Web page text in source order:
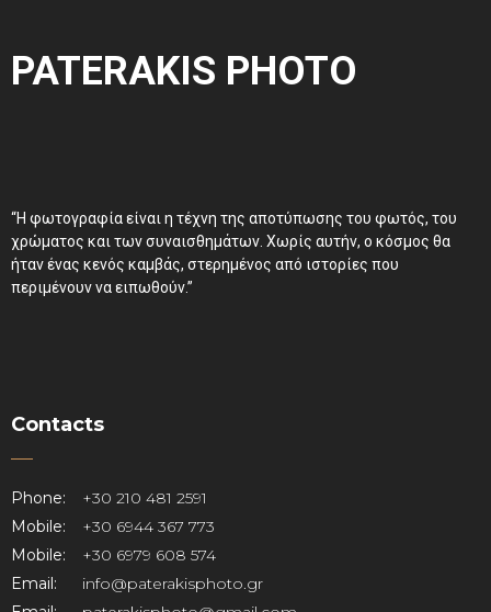
PATERAKIS PHOTO
“Η φωτογραφία είναι η τέχνη της αποτύπωσης του φωτός, του
χρώματος και των συναισθημάτων. Χωρίς αυτήν, ο κόσμος θα
ήταν ένας κενός καμβάς, στερημένος από ιστορίες που
περιμένουν να ειπωθούν.”
Contacts
Phone:
+30 210 481 2591
Mobile:
+30 6944 367 773
Mobile:
+30 6979 608 574
Email:
info@paterakisphoto.gr